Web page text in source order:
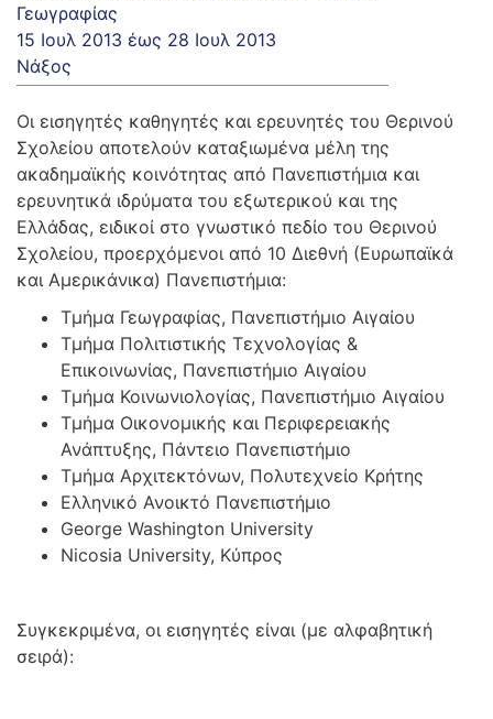
Γεωγραφίας
15 Ιουλ 2013 έως 28 Ιουλ 2013
Νάξος
Οι εισηγητές καθηγητές και ερευνητές του Θερινού
Σχολείου αποτελούν καταξιωμένα μέλη της
ακαδημαϊκής κοινότητας από Πανεπιστήμια και
ερευνητικά ιδρύματα του εξωτερικού και της
Ελλάδας, ειδικοί στο γνωστικό πεδίο του Θερινού
Σχολείου, προερχόμενοι από 10 Διεθνή (Ευρωπαϊκά
και Αμερικάνικα) Πανεπιστήμια:
Τμήμα Γεωγραφίας, Πανεπιστήμιο Αιγαίου
Τμήμα Πολιτιστικής Τεχνολογίας &
Επικοινωνίας, Πανεπιστήμιο Αιγαίου
Τμήμα Κοινωνιολογίας, Πανεπιστήμιο Αιγαίου
Τμήμα Οικονομικής και Περιφερειακής
Ανάπτυξης, Πάντειο Πανεπιστήμιο
Τμήμα Αρχιτεκτόνων, Πολυτεχνείο Κρήτης
Ελληνικό Ανοικτό Πανεπιστήμιο
George Washington University
Nicosia University, Κύπρος
Συγκεκριμένα, οι εισηγητές είναι (με αλφαβητική
σειρά):